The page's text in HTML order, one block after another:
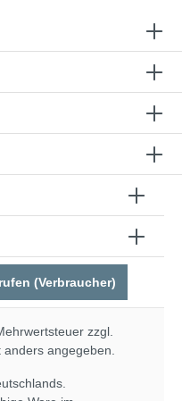
(Verbraucher)
zzgl.
anders angegeben.